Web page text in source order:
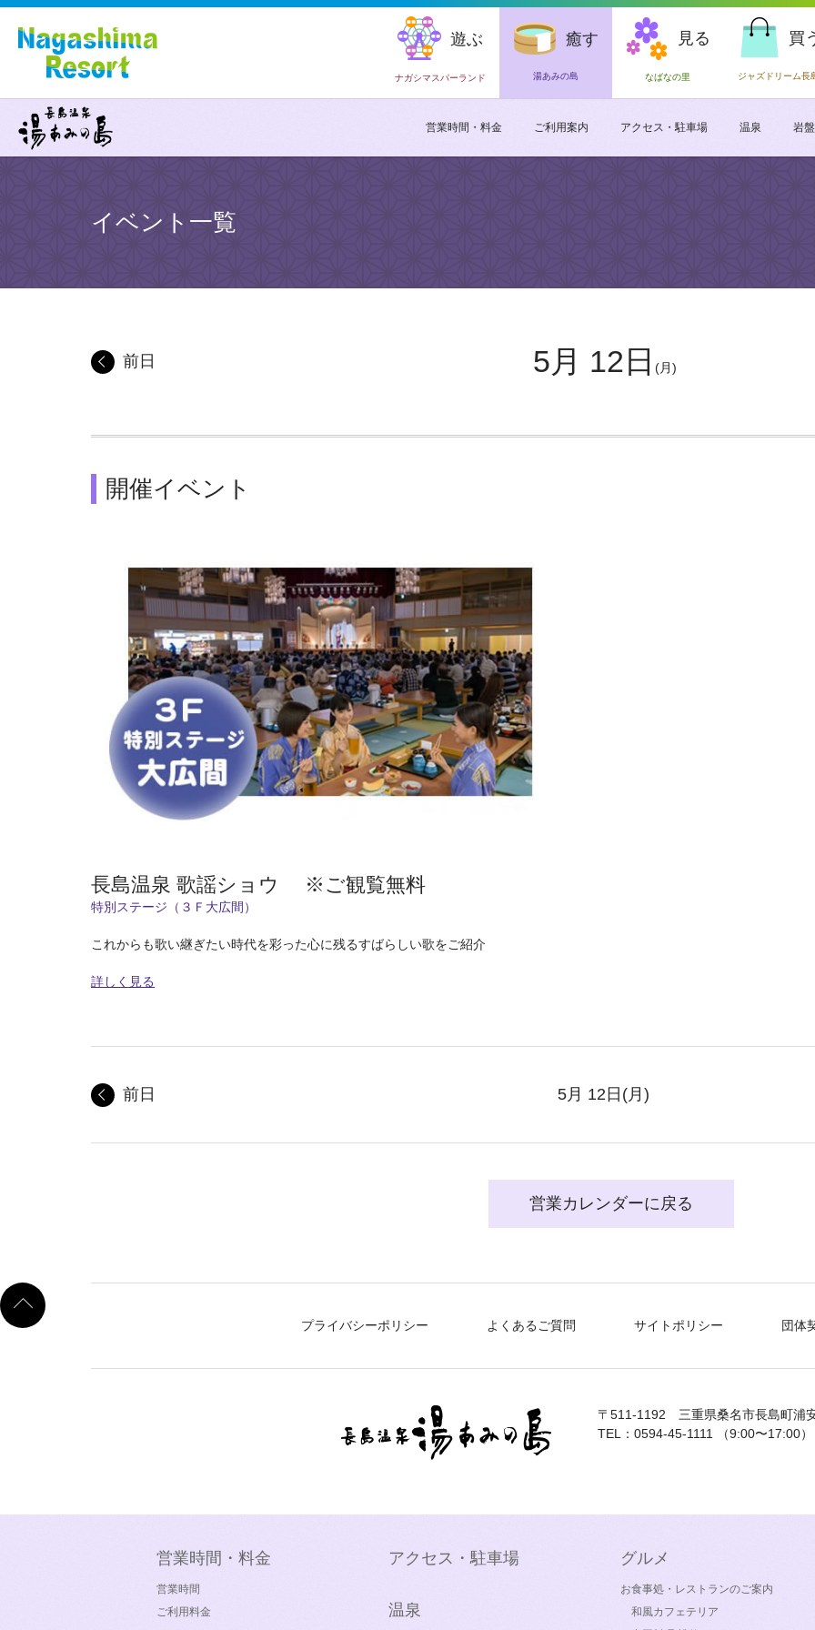
遊ぶ
ナガシマスパーランド
癒す
湯あみの島
見る
なばなの里
買
ジャズドリーム長
営業時間・料金 ご利用案内 アクセス・駐車場 温泉 岩
イベント一覧
5月 12日 (月)
前日
開催イベント
長島温泉 歌謡ショウ ※ご観覧無料
特別ステージ（３Ｆ大広間）
これからも歌い継ぎたい時代を彩った心に残るすばらしい歌をご紹介
詳しく見る
5月 12日 (月)
前日
営業カレンダーに戻る
プライバシーポリシー よくあるご質問 サイトポリシー 団体
〒511-1192
三重県桑名市長島町浦
TEL：0594-45-1111 （9:00〜17:00）
営業時間・料金
営業時間
ご利用料金
アクセス・駐車場
温泉
グルメ
お食事処・レストランのご案内
和風カフェテリア